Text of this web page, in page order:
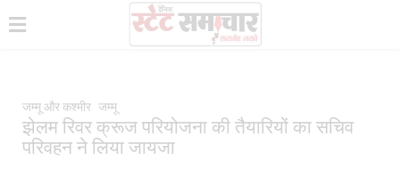
जम्मू और कश्मीर जम्मू
झेलम रिवर क्रूज परियोजना की तैयारियों का सचिव
परिवहन ने लिया जायजा